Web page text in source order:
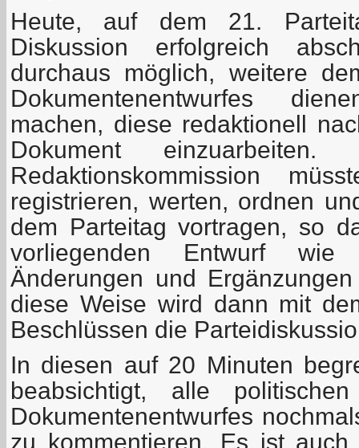
Heute, auf dem 21.
Diskussion erfolgreich
durchaus möglich, weitere
Dokumentenentwurfes
machen, diese redaktionell
Dokument
Redaktionskommission
registrieren, werten, ordnen
dem Parteitag vortragen, so
vorliegenden Entwurf
Änderungen und
diese Weise wird dann mit
Beschlüssen die
In diesen auf 20 Minuten
beabsichtigt, alle
Dokumentenentwurfes
zu kommentieren. Es ist